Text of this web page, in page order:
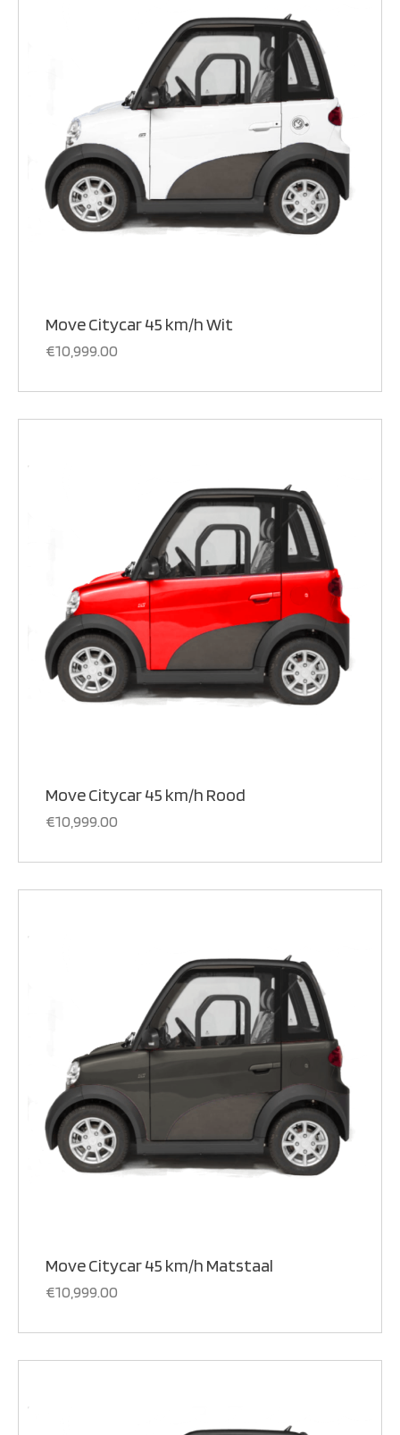
Move Citycar 45 km/h Wit
€10,999.00
Move Citycar 45 km/h Rood
€10,999.00
Move Citycar 45 km/h Matstaal
€10,999.00